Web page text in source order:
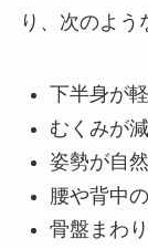
り、次のよう
下半身が
むくみが
姿勢が自
腰や背中
骨盤まわ